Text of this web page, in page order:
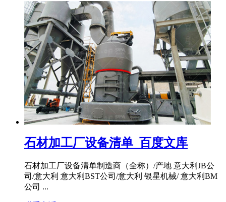
石材加工厂设备清单_百度文库
石材加工厂设备清单制造商（全称）/产地 意大利JB公
司/意大利 意大利BST公司/意大利 银星机械/ 意大利BM
公司 ...